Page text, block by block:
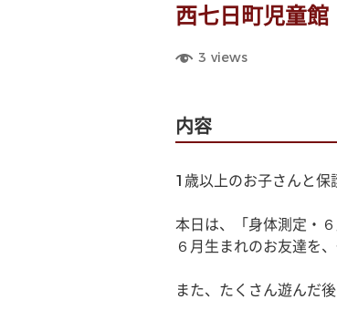
西七日町児童館
3 views
内容
1歳以上のお子さんと保
本日は、「身体測定・
６月生まれのお友達を
また、たくさん遊んだ